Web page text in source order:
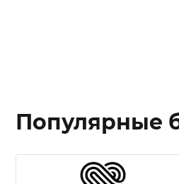
Популярные